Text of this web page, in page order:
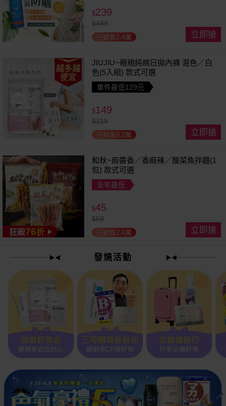
$239
$499
已銷售2.4萬 立即搶
越多越
便宜
JIUJIU~親親純棉日拋內褲 混色／白
色(5入組) 款式可選
單件最低129元
$149
$219
已銷售8.2萬 立即搶
狂殺76折
和秋~麻醬香／香麻辣／酸菜魚拌麵(1
包) 款式可選
全年最低
$45
$59
已銷售2.4萬 立即搶
發燒活動